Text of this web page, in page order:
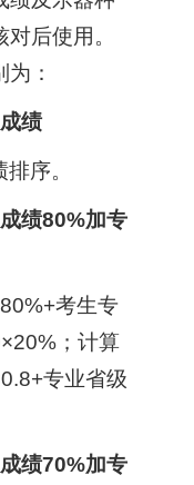
后使用。
：
绩
序。
绩80%加专
考生专
；计算
专业省级
绩70%加专